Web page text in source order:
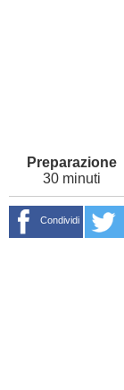
30 minuti
Condividi